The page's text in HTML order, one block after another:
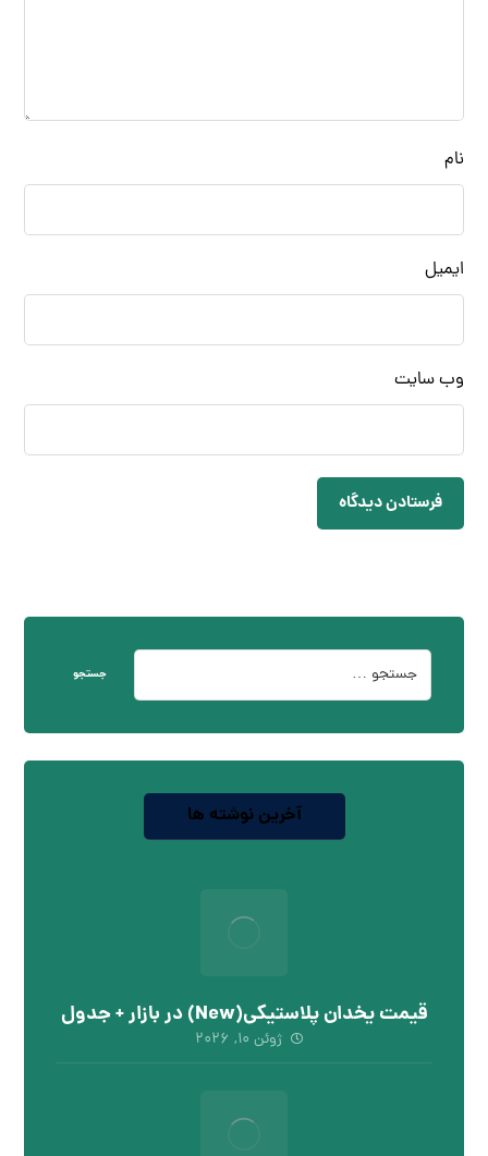
نام
ایمیل
وب‌ سایت
فرستادن دیدگاه
جستجو
آخرین نوشته ها
قیمت یخدان پلاستیکی(New) در بازار + جدول
ژوئن ۱۰, ۲۰۲۶